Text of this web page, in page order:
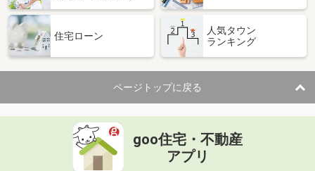
住宅ローン
人気タウン
ランキング
ページトップに戻る
goo住宅・不動産
アプリ